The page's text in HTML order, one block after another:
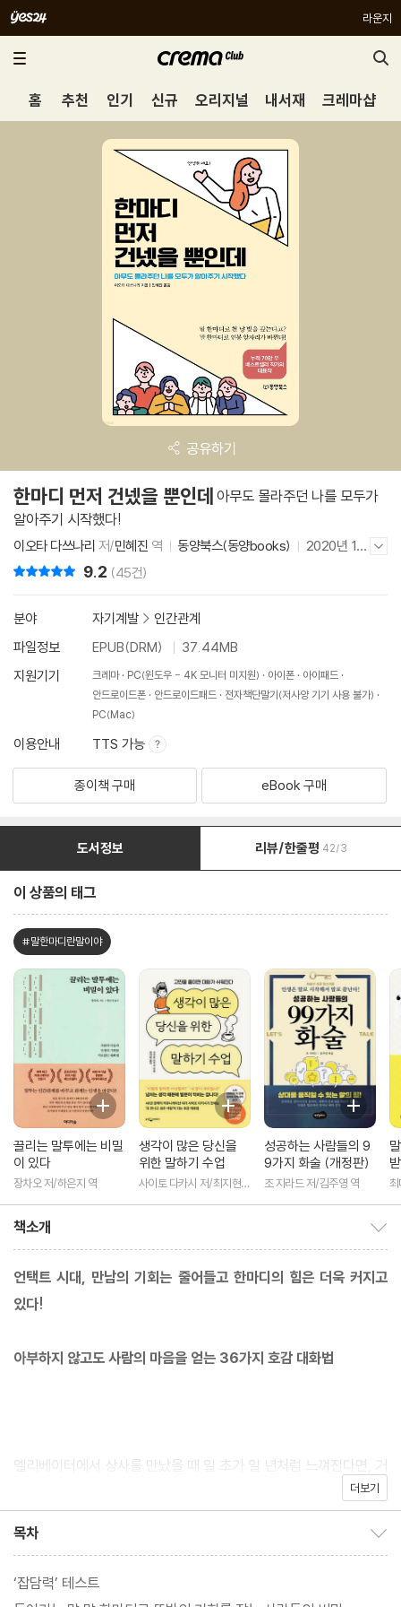
라운지
홈 추천 인기 신규 오리지널 내서재 크레마샵
공유하기
한마디 먼저 건넸을 뿐인데 아무도 몰라주던 나를 모두가
알아주기 시작했다!
이오타 다쓰나리 저/민혜진 역 동양북스(동양books)
2020년 11
월 9일
9.2 (45건)
분야 자기계발 > 인간관계
파일정보
EPUB(DRM)
37.44MB
지원기기
크레마 PC(윈도우 - 4K 모니터 미지원) 아이폰
아이패드
안드로이드폰
안드로이드패드
전자책단말기(저사양 기기 사용 불가)
PC(Mac)
이용안내 TTS 가능
종이책 구매 eBook 구매
도서정보 리뷰/한줄평 42/3
이 상품의 태그
#말한마디란말이야
끌리는 말투에는 비밀
이 있다
장차오 저/하은지 역
생각이 많은 당신을
위한 말하기 수업
사이토 다카시 저/최지현
성공하는 사람들의 9
9가지 화술 (개정판)
조 지라드 저/김주영 역 최
책소개
언택트 시대, 만남의 기회는 줄어들고 한마디의 힘은 더욱 커지고
있다!
아부하지 않고도 사람의 마음을 얻는 36가지 호감 대화법
엘리베이터에서 상사를 만났을 때 일 초가 일 년처럼 느껴진다면, 거
래처 사람과의 미팅이 있는 날마다 밤잠을 설친다면, 일은 열심히 하
에 고민하고 있다면 이 책을 읽어보자. 이 책이 소개하는 간단한 법
칙과 기술만 터득한다면 능수능란하게 ‘말’을 잘해서 떼돈을 벌지는
못하더라도, 적어도 말 한마디가 부족해서 손해 보는 일은 절대 없을
더보기
목차
‘잡담력’ 테스트